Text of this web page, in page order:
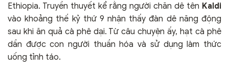
Ethiopia. Truyền thuyết kể rằng người chăn dê tên Kaldi
vào khoảng thế kỷ thứ 9 nhận thấy đàn dê năng động
sau khi ăn quả cà phê dại. Từ câu chuyện ấy, hạt cà phê
dần được con người thuần hóa và sử dụng làm thức
uống tỉnh táo.